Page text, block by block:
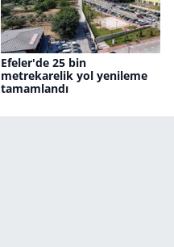
Efeler'de 25 bin
metrekarelik yol yenileme
tamamlandı